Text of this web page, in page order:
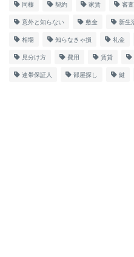
同棲 契約 家賃 審査
意外と知らない 敷金 新生
相場 知らなきゃ損 礼金
見分け方 費用 賃貸
連帯保証人 部屋探し 鍵